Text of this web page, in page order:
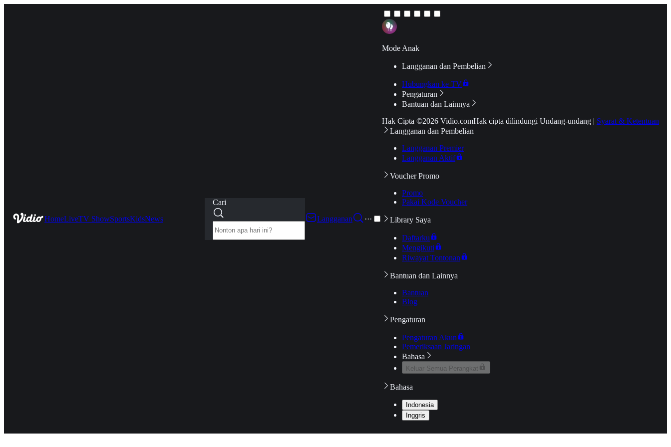
HomeLiveTV ShowSportsKidsNews
Cari
Langganan
···
Mode Anak
Langganan dan Pembelian
Hubungkan ke TV
Pengaturan
Bantuan dan Lainnya
Hak Cipta ©2026 Vidio.comHak cipta dilindungi Undang-undang | Syarat & Ketentuan
Langganan dan Pembelian
Langganan Premier
Langganan Aktif
Voucher Promo
Promo
Pakai Kode Voucher
Library Saya
Daftarku
Mengikuti
Riwayat Tontonan
Bantuan dan Lainnya
Bantuan
Blog
Pengaturan
Pengaturan Akun
Pemeriksaan Jaringan
Bahasa
Keluar Semua Perangkat
Bahasa
Indonesia
Inggris